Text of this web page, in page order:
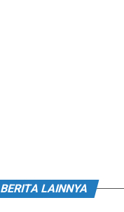
BERITA LAINNYA